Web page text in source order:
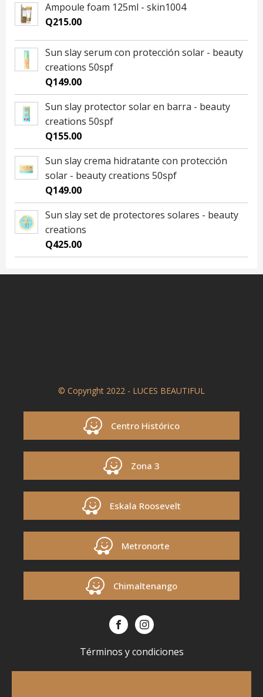
Ampoule foam 125ml - skin1004
Q215.00
Sun slay serum con protección solar - beauty
creations 50spf
Q149.00
Sun slay protector solar en barra - beauty
creations 50spf
Q155.00
Sun slay crema hidratante con protección
solar - beauty creations 50spf
Q149.00
Sun slay set de protectores solares - beauty
creations
Q425.00
© Copyright 2022 - LUCES BEAUTIFUL
Centro Histórico
Zona 3
Eskala Roosevelt
Metronorte
Chimaltenango
Términos y condiciones